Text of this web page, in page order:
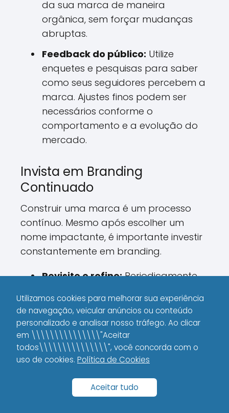
da sua marca de maneira
orgânica, sem forçar mudanças
abruptas.
Feedback do público: Utilize
enquetes e pesquisas para saber
como seus seguidores percebem a
marca. Ajustes finos podem ser
necessários conforme o
comportamento e a evolução do
mercado.
Invista em Branding
Continuado
Construir uma marca é um processo
contínuo. Mesmo após escolher um
nome impactante, é importante investir
constantemente em branding.
Revisite e refine:Periodicamente,
marca e veja se o nome ainda se
alinha com as suas metas e
público.
Caso o mercado mude:Não tenha
medo de fazer uma leve evolução
no nome ou na comunicação,
sempre que for natural e percebido
Utilizamos cookies para melhorar sua experiência
de navegação, veicular anúncios ou conteúdo
personalizado e analisar nosso tráfego. Ao clicar
em \\\\\\\\\\\\\\\"Aceitar
todos\\\\\\\\\\\\\\\", você concorda com o
uso de cookies. Política de Cookies
Aceitar tudo